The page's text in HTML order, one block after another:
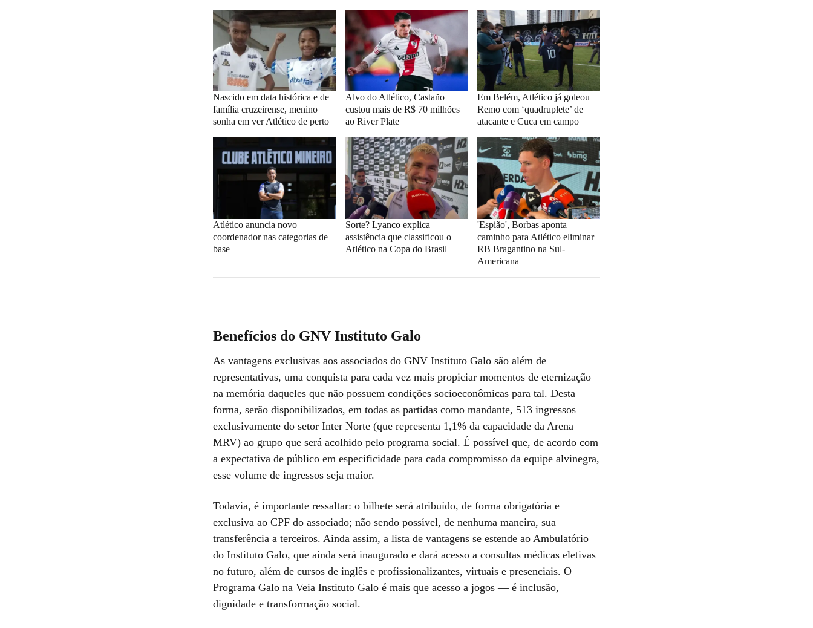
Nascido em data histórica e de
família cruzeirense, menino
sonha em ver Atlético de perto
Alvo do Atlético, Castaño
custou mais de R$ 70 milhões
ao River Plate
Em Belém, Atlético já goleou
Remo com ‘quadruplete’ de
atacante e Cuca em campo
Atlético anuncia novo
coordenador nas categorias de
base
Sorte? Lyanco explica
assistência que classificou o
Atlético na Copa do Brasil
'Espião', Borbas aponta
caminho para Atlético eliminar
RB Bragantino na Sul-
Americana
Benefícios do GNV Instituto Galo
As vantagens exclusivas aos associados do GNV Instituto Galo são além de
representativas, uma conquista para cada vez mais propiciar momentos de eternização
na memória daqueles que não possuem condições socioeconômicas para tal. Desta
forma, serão disponibilizados, em todas as partidas como mandante, 513 ingressos
exclusivamente do setor Inter Norte (que representa 1,1% da capacidade da Arena
MRV) ao grupo que será acolhido pelo programa social. É possível que, de acordo com
a expectativa de público em especificidade para cada compromisso da equipe alvinegra,
esse volume de ingressos seja maior.
Todavia, é importante ressaltar: o bilhete será atribuído, de forma obrigatória e
exclusiva ao CPF do associado; não sendo possível, de nenhuma maneira, sua
transferência a terceiros. Ainda assim, a lista de vantagens se estende ao Ambulatório
do Instituto Galo, que ainda será inaugurado e dará acesso a consultas médicas eletivas
no futuro, além de cursos de inglês e profissionalizantes, virtuais e presenciais. O
Programa Galo na Veia Instituto Galo é mais que acesso a jogos — é inclusão,
dignidade e transformação social.